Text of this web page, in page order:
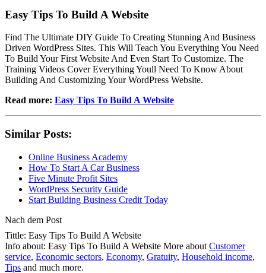
Easy Tips To Build A Website
Find The Ultimate DIY Guide To Creating Stunning And Business
Driven WordPress Sites. This Will Teach You Everything You Need
To Build Your First Website And Even Start To Customize. The
Training Videos Cover Everything Youll Need To Know About
Building And Customizing Your WordPress Website.
Read more: Easy Tips To Build A Website
Similar Posts:
Online Business Academy
How To Start A Car Business
Five Minute Profit Sites
WordPress Security Guide
Start Building Business Credit Today
Nach dem Post
Tittle: Easy Tips To Build A Website
Info about: Easy Tips To Build A Website More about Customer
service, Economic sectors, Economy, Gratuity, Household income,
Tips and much more.